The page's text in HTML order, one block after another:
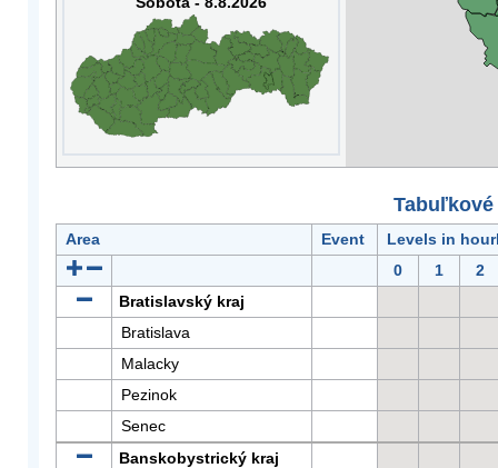
Area Event
Levels in
0
1
2
Bratislavský kraj
Bratislava
Malacky
Pezinok
Senec
Banskobystrický kraj